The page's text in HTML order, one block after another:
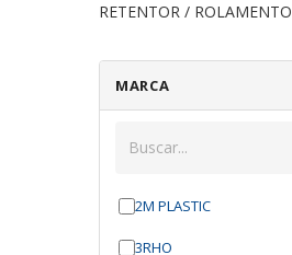
RETENTOR / ROLAMENTO
MARCA
2M PLASTIC
3RHO